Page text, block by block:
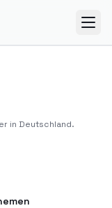
in Deutschland.